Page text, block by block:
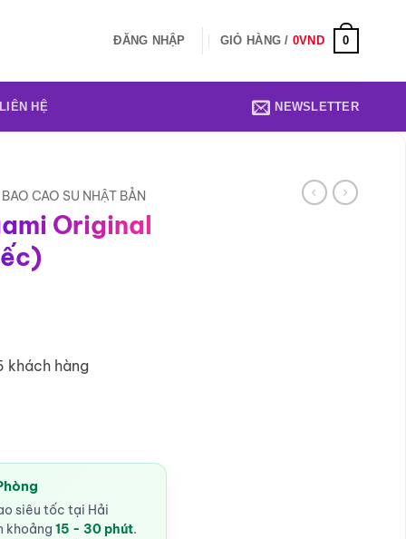
ĐĂNG NHẬP GIỎ HÀNG / 0VND 0
LIÊN HỆ NEWSLETTER
BAO CAO SU NHẬT BẢN
Original
khách hàng
siêu tốc tại Hải
khoảng 15 - 30 phút.